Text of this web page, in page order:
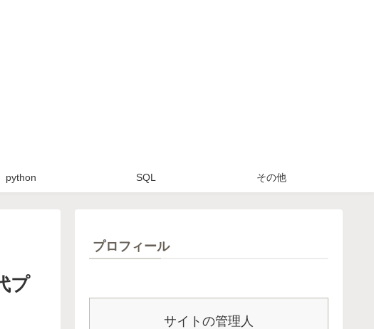
python SQL その他
プ
プロフィール
サイトの管理人